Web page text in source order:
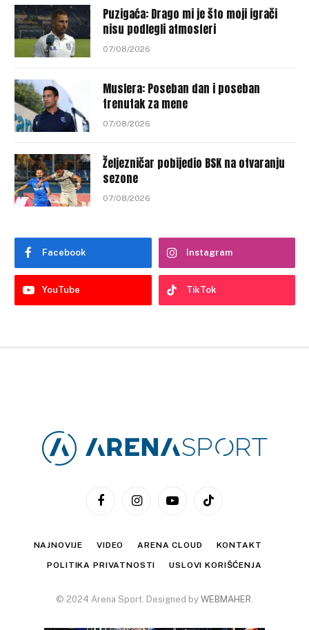
Puzigaća: Drago mi je što moji igrači
nisu podlegli atmosferi
07/08/2026
Muslera: Poseban dan i poseban
trenutak za mene
07/08/2026
Željezničar pobijedio BSK na otvaranju
sezone
07/08/2026
Facebook Instagram
YouTube TikTok
FacebookInstagramYouTubeTikTok
NAJNOVIJE VIDEO ARENA CLOUD KONTAKT
POLITIKA PRIVATNOSTI USLOVI KORIŠĆENJA
© 2024 Arena Sport. Designed by WEBMAHER